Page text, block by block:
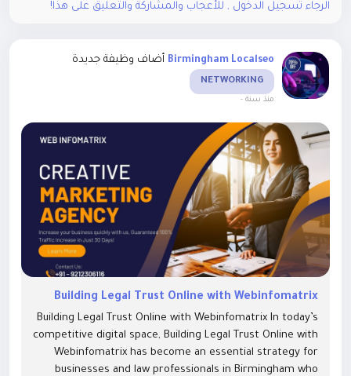
الرجاء تسجيل الدخول , للأعجاب والمشاركة والتعليق على هذا!
Birmingham Localseo أضاف وظيفة جديدة
NETWORKING
منذ سنة -
Building Legal Trust Online with Webinfomatrix
Building Legal Trust Online with Webinfomatrix In today’s
competitive digital space, Building Legal Trust Online with
Webinfomatrix has become an essential strategy for
businesses and law professionals in Birmingham who